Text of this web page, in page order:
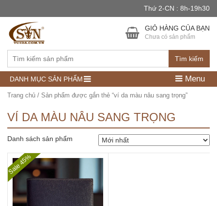
Thứ 2-CN : 8h-19h30
Tìm kiếm
GIỎ HÀNG CỦA BẠN
Chưa có sản phẩm
DANH MỤC SẢN PHẨM Menu
Trang chủ / Sản phẩm được gắn thẻ “ví da màu nâu sang trọng”
VÍ DA MÀU NÂU SANG TRỌNG
Danh sách sản phẩm
Sale 45%